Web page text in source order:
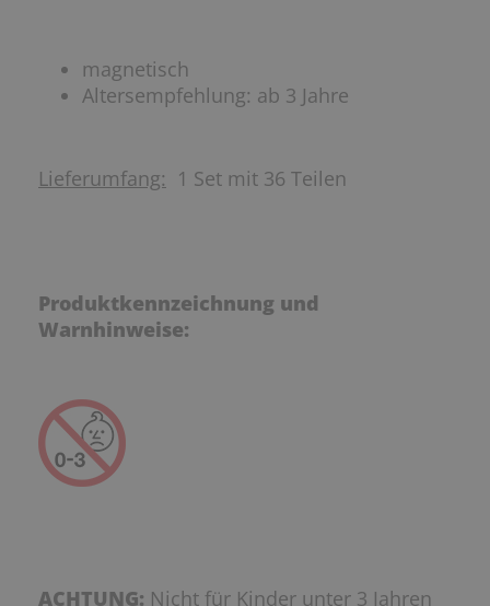
magnetisch
Altersempfehlung: ab 3 Jahre
Lieferumfang: 1 Set mit 36 Teilen
Produktkennzeichnung und
Warnhinweise:
ACHTUNG: Nicht für Kinder unter 3 Jahren